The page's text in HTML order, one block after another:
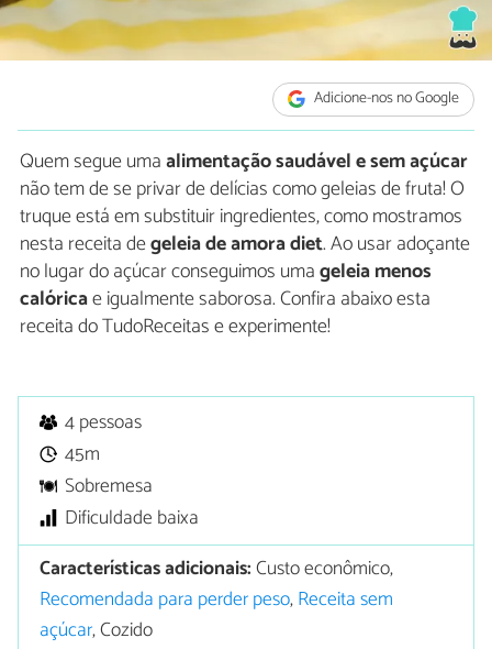
Adicione-nos no Google
Quem segue umaalimentação saudável e sem açúcar
não tem de se privar de delícias como geleias de fruta! O
truque está em substituir ingredientes, como mostramos
nesta receita degeleia de amora diet. Ao usar adoçante
no lugar do açúcar conseguimos umageleia menos
calóricae igualmente saborosa. Confira abaixo esta
receita do TudoReceitas e experimente!
4 pessoas
45m
Sobremesa
Dificuldade baixa
Características adicionais:Custo econômico,
Recomendada para perder peso,Receita sem
açúcar, Cozido